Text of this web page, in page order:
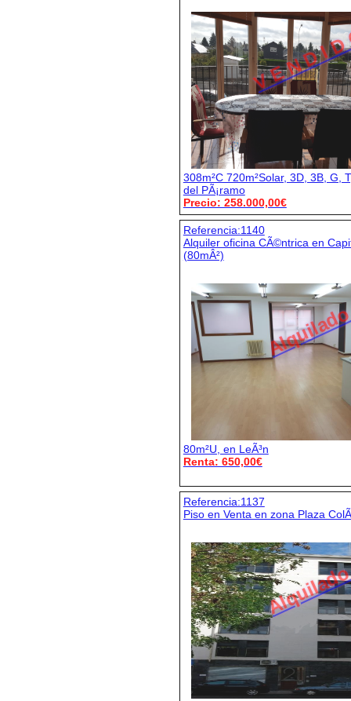
V E N D I
308m²C 720m²Solar, 3D, 3B, G,
del PÃ¡ramo
Precio: 258.000,00€
Referencia:1140
Alquiler oficina CÃ©ntrica en
(80mÂ²)
80m²U, en LeÃ³n
Renta: 650,00€
Referencia:1137
Piso en Venta en zona Plaza